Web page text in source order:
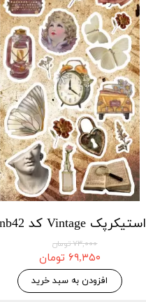
استیکرپک Vintage کد cnb42
۷۳,۰۰۰ تومان
۶۹,۳۵۰ تومان
افزودن به سبد خرید